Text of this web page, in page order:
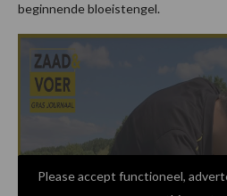
beginnende bloeistengel.
Please accept functioneel,